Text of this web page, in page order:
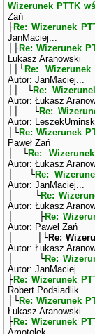
Wizerunek PTTK
Zań
├Re: Wizerunek
JanMaciej...
│├Re: Wizerunek
Łukasz Aranowski
││└Re:
Autor: JanMaciej...
││ └Re:
Autor: Łukasz
││ └Re:
Autor:
│└Re: Wizerunek
Paweł Zań
│ └Re:
Autor: Łukasz
│ └Re:
Autor: JanMaciej...
│ └Re:
Autor: Łukasz
│ ├Re:
Autor: Paweł Zań
│ │└Re:
Autor: Łukasz
│ └Re:
Autor: JanMaciej...
├Re: Wizerunek
Robert Podsiadlik
│└Re: Wizerunek
Łukasz Aranowski
├Re: Wizerunek